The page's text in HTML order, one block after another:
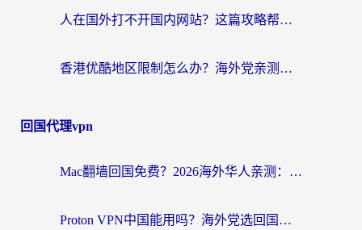
人在国外打不开国内网站？这篇攻略帮你无缝解锁国内资源（附交管12123使用技巧）
香港优酷地区限制怎么办？海外党亲测有效的追剧解决方案
回国代理vpn
Mac翻墙回国免费？2026海外华人亲测：从CCTV5直播到国内APP，这样选加速器才靠谱
Proton VPN中国能用吗？海外党选回国加速器的避坑指南（附番茄加速器实测）